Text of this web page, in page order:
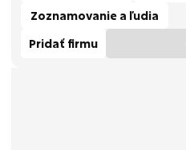
Zoznamovanie a ľudia
Pridať firmu